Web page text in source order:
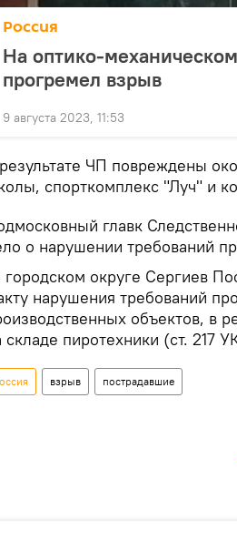
Россия
На оптико-
прогремел взрыв
9 августа 2023, 11:53
ЧП повреждены
спорткомплекс "Луч" и
главк
о нарушении требований
городском округе Сергиев
нарушения требований
объектов, в
складе пиротехники (ст. 217
взрыв пострадавшие